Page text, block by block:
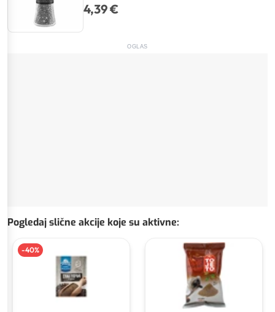
4,39 €
OGLAS
Pogledaj slične akcije koje su aktivne:
-40%